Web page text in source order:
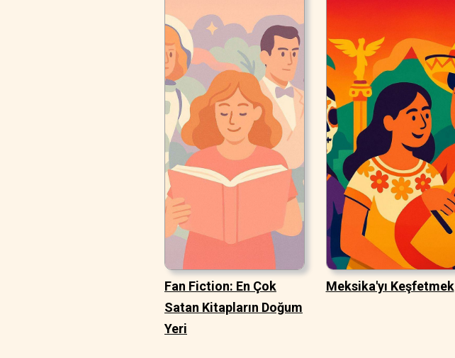
Fan Fiction: En Çok
Satan Kitapların Doğum
Yeri
Meksika'yı Keşfetmek